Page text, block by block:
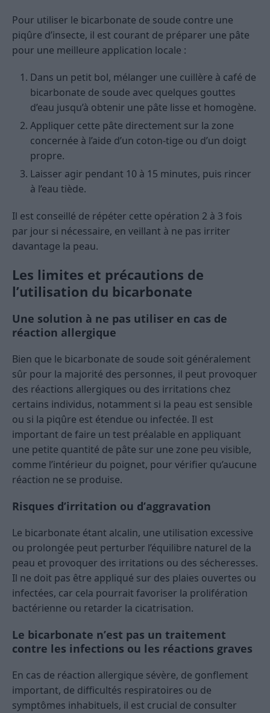
Pour utiliser le bicarbonate de soude contre une
piqûre d’insecte, il est courant de préparer une pâte
pour une meilleure application locale :
Dans un petit bol, mélanger une cuillère à café de
bicarbonate de soude avec quelques gouttes
d’eau jusqu’à obtenir une pâte lisse et homogène.
Appliquer cette pâte directement sur la zone
concernée à l’aide d’un coton-tige ou d’un doigt
propre.
Laisser agir pendant 10 à 15 minutes, puis rincer
à l’eau tiède.
Il est conseillé de répéter cette opération 2 à 3 fois
par jour si nécessaire, en veillant à ne pas irriter
davantage la peau.
Les limites et précautions de
l’utilisation du bicarbonate
Une solution à ne pas utiliser en cas de
réaction allergique
Bien que le bicarbonate de soude soit généralement
sûr pour la majorité des personnes, il peut provoquer
des réactions allergiques ou des irritations chez
certains individus, notamment si la peau est sensible
ou si la piqûre est étendue ou infectée. Il est
important de faire un test préalable en appliquant
une petite quantité de pâte sur une zone peu visible,
comme l’intérieur du poignet, pour vérifier qu’aucune
réaction ne se produise.
Risques d’irritation ou d’aggravation
Le bicarbonate étant alcalin, une utilisation excessive
ou prolongée peut perturber l’équilibre naturel de la
peau et provoquer des irritations ou des sécheresses.
Il ne doit pas être appliqué sur des plaies ouvertes ou
infectées, car cela pourrait favoriser la prolifération
bactérienne ou retarder la cicatrisation.
Le bicarbonate n’est pas un traitement
contre les infections ou les réactions graves
En cas de réaction allergique sévère, de gonflement
important, de difficultés respiratoires ou de
symptômes inhabituels, il est crucial de consulter